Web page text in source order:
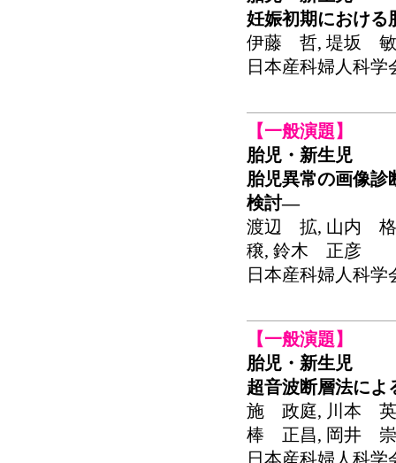
妊娠初期における
伊藤 哲, 堤坂
日本産科婦人科学
【一般演題】
胎児・新生児
胎児異常の画像
検討―
渡辺 拡, 山内
穣, 鈴木 正彦
日本産科婦人科学
【一般演題】
胎児・新生児
超音波断層法によ
施 政庭, 川本
棒 正昌, 岡井
日本産科婦人科学